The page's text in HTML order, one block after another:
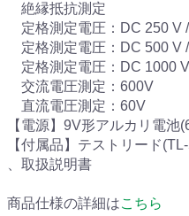
絶縁抵抗測定
定格測定電圧：DC 250 V
定格測定電圧：DC 500 V
定格測定電圧：DC 1000
交流電圧測定：600V
直流電圧測定：60V
【電源】9V形アルカリ電池
【付属品】テストリード
、取扱説明書
商品仕様の詳細はこちら